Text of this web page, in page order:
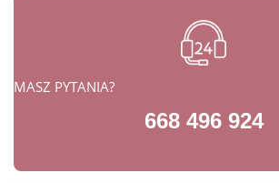
MASZ PYTANIA?
668 496 924